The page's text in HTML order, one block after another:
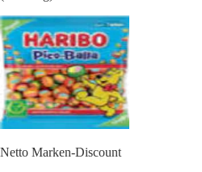
Netto Marken-Discount